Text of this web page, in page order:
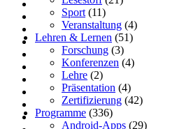
Sport (11)
Veranstaltung (4)
Lehren & Lernen (51)
Forschung (3)
Konferenzen (4)
Lehre (2)
Präsentation (4)
Zertifizierung (42)
Programme (336)
Android-Apps (29)